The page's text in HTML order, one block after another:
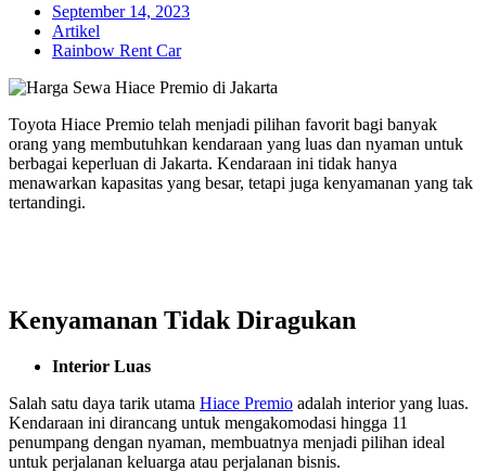
September 14, 2023
Artikel
Rainbow Rent Car
Toyota Hiace Premio telah menjadi pilihan favorit bagi banyak
orang yang membutuhkan kendaraan yang luas dan nyaman untuk
berbagai keperluan di Jakarta. Kendaraan ini tidak hanya
menawarkan kapasitas yang besar, tetapi juga kenyamanan yang tak
tertandingi.
Kenyamanan Tidak Diragukan
Interior Luas
Salah satu daya tarik utama Hiace Premio adalah interior yang luas.
Kendaraan ini dirancang untuk mengakomodasi hingga 11
penumpang dengan nyaman, membuatnya menjadi pilihan ideal
untuk perjalanan keluarga atau perjalanan bisnis.